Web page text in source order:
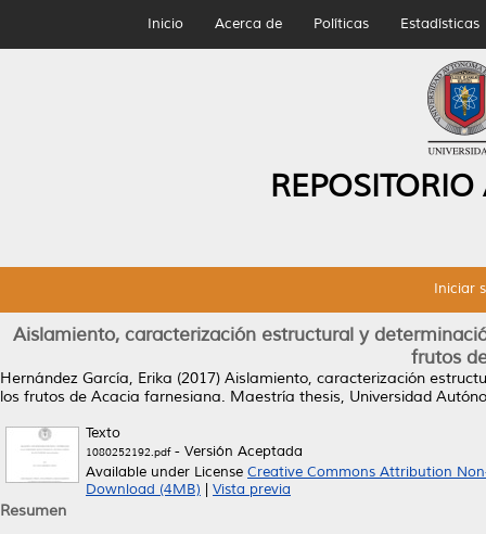
Inicio Acerca de Políticas Estadísticas
Iniciar
Aislamiento, caracterización estructural y
frutos
Hernández García, Erika (2017) Aislamiento, caracterización
los frutos de Acacia farnesiana. Maestría thesis, Universidad
Texto
1080252192.pdf- Versión Aceptada
Available under License Creative Commons Attribution
Download (4MB)
Vista previa
Resumen